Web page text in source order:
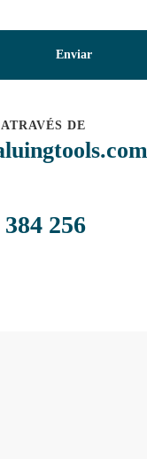
DE
256